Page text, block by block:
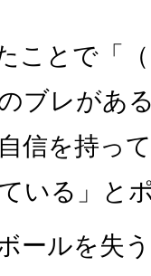
ことで「
ブレがあ
信を持っ
いる」と
ールを失